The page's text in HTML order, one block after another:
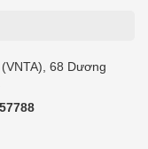
68 Dương